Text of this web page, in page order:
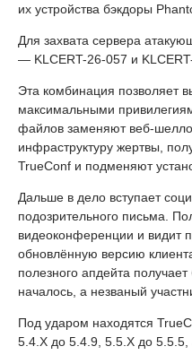
их устройства бэкдоры
Для захвата сервера
— KLCERT-26-057 и
Эта комбинация позволяет
максимальными
файлов заменяют веб-
инфраструктуру жертвы,
TrueConf и подменяют
Дальше в дело вступает
подозрительного письма.
видеоконференции и видит
обновлённую версию
полезного апдейта
началось, а незваный
Под ударом находятся
5.4.X до 5.4.9, 5.5.X до 5.5.5,